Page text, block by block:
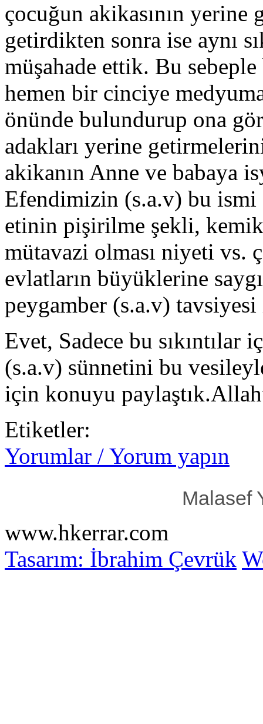
çocuğun akikasının
getirdikten sonra ise aynı
müşahade ettik. Bu sebeple
hemen bir cinciye
önünde bulundurup ona
adakları yerine
akikanın Anne ve babaya
Efendimizin (s.a.v) bu ismi
etinin pişirilme şekli,
mütavazi olması niyeti vs.
evlatların büyüklerine
peygamber (s.a.v)
Evet, Sadece bu
(s.a.v) sünnetini bu
için konuyu
Etiketler:
Yorumlar / Yorum yapın
Malasef
www.hkerrar.com
Tasarım: İbrahim Çevrük